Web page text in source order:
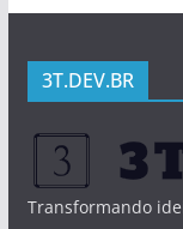
3T.DEV.BR
Transformando